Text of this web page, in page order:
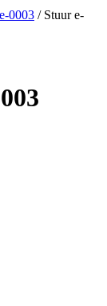
0003 / Stuur e-